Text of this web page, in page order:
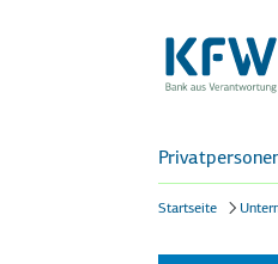
Startseite